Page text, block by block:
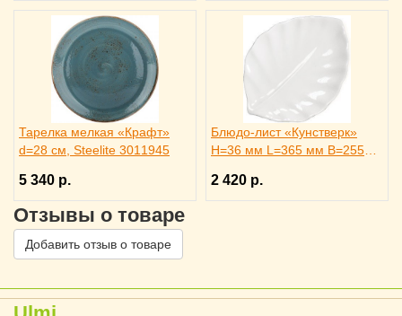
Тарелка мелкая «Крафт»
d=28 см, Steelite 3011945
5 340 р.
Блюдо-лист «Кунстверк»
H=36 мм L=365 мм B=255
2 420 р.
Отзывы о товаре
Добавить отзыв о товаре